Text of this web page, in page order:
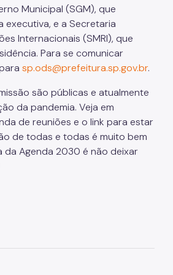
Ambiental
de Conduta
Municipal (SGM), que
executiva, e a Secretaria
Internacionais (SMRI), que
Para se comunicar
sp.ods@prefeitura.sp.gov.br.
são públicas e atualmente
da pandemia. Veja em
de reuniões e o link para estar
de todas e todas é muito bem
da Agenda 2030 é não deixar